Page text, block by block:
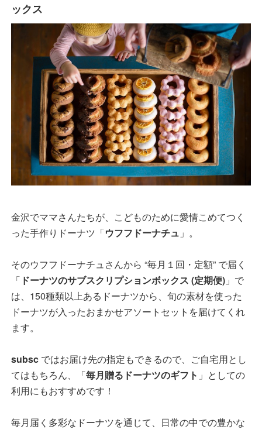
ックス
金沢でママさんたちが、こどものために愛情こめてつく
った手作りドーナツ「ウフフドーナチュ 」。
そのウフフドーナチュさんから “毎月１回・定額” で届く
「 ドーナツのサブスクリプションボックス (定期便) 」で
は、150種類以上あるドーナツから、旬の素材を使った
ドーナツが入ったおまかせアソートセットを届けてくれ
ます。
subsc ではお届け先の指定もできるので、ご自宅用とし
てはもちろん、「毎月贈るドーナツのギフト 」としての
利用にもおすすめです！
毎月届く多彩なドーナツを通じて、日常の中での豊かな